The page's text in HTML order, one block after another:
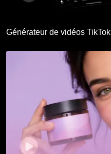
Générateur de vidéos TikTok